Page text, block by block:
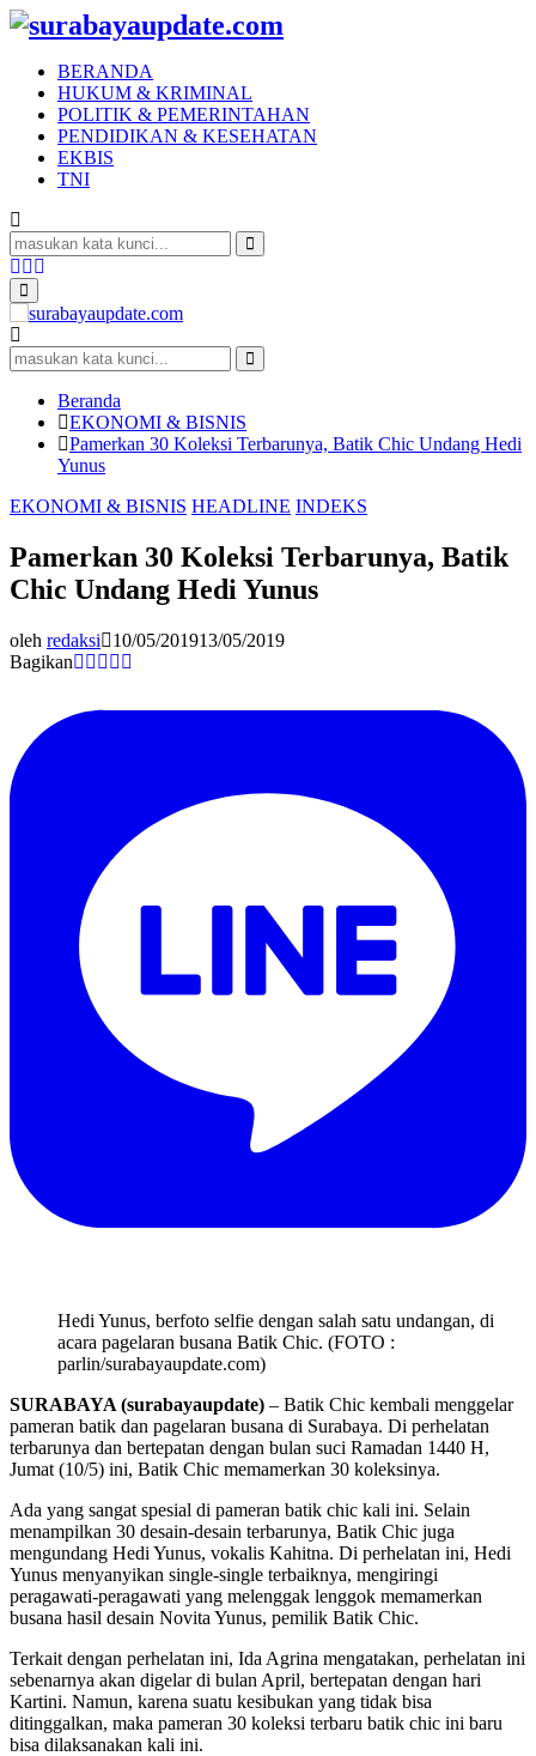
BERANDA
HUKUM & KRIMINAL
POLITIK & PEMERINTAHAN
PENDIDIKAN & KESEHATAN
EKBIS
TNI
Search
for:
Search
Facebook
Twitter
Primary
Menu
Search
for:
Search
Beranda
EKONOMI & BISNIS
Pamerkan 30 Koleksi Terbarunya, Batik Chic Undang Hedi
Yunus
EKONOMI & BISNIS HEADLINE INDEKS
Pamerkan 30 Koleksi Terbarunya, Batik
Chic Undang Hedi Yunus
oleh redaksi 10/05/201913/05/2019
Bagikan
Hedi Yunus, berfoto selfie dengan salah satu undangan, di
acara pagelaran busana Batik Chic. (FOTO :
parlin/surabayaupdate.com)
SURABAYA (surabayaupdate) – Batik Chic kembali menggelar
pameran batik dan pagelaran busana di Surabaya. Di perhelatan
terbarunya dan bertepatan dengan bulan suci Ramadan 1440 H,
Jumat (10/5) ini, Batik Chic memamerkan 30 koleksinya.
Ada yang sangat spesial di pameran batik chic kali ini. Selain
menampilkan 30 desain-desain terbarunya, Batik Chic juga
mengundang Hedi Yunus, vokalis Kahitna. Di perhelatan ini, Hedi
Yunus menyanyikan single-single terbaiknya, mengiringi
peragawati-peragawati yang melenggak lenggok memamerkan
busana hasil desain Novita Yunus, pemilik Batik Chic.
Terkait dengan perhelatan ini, Ida Agrina mengatakan, perhelatan ini
sebenarnya akan digelar di bulan April, bertepatan dengan hari
Kartini. Namun, karena suatu kesibukan yang tidak bisa
ditinggalkan, maka pameran 30 koleksi terbaru batik chic ini baru
bisa dilaksanakan kali ini.